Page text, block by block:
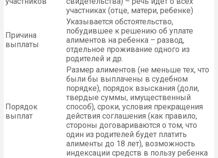
участниках (отце, матери, ребенке)
Причина
выплаты
Указывается обстоятельство,
побудившее к решению об уплате
алиментов на ребенка – развод,
отдельное проживание одного из
родителей и др.
Порядок
выплат
Размер алиментов (не меньше тех, что
были бы выплачены в судебном
порядке), порядок взыскания (доли,
твердые суммы, имущественный
способ), сроки, условия прекращения
действия соглашения (как правило,
стороны договариваются о том, что
один из родителей будет платить
алименты до 18 лет), возможность
индексации средств в пользу ребенка